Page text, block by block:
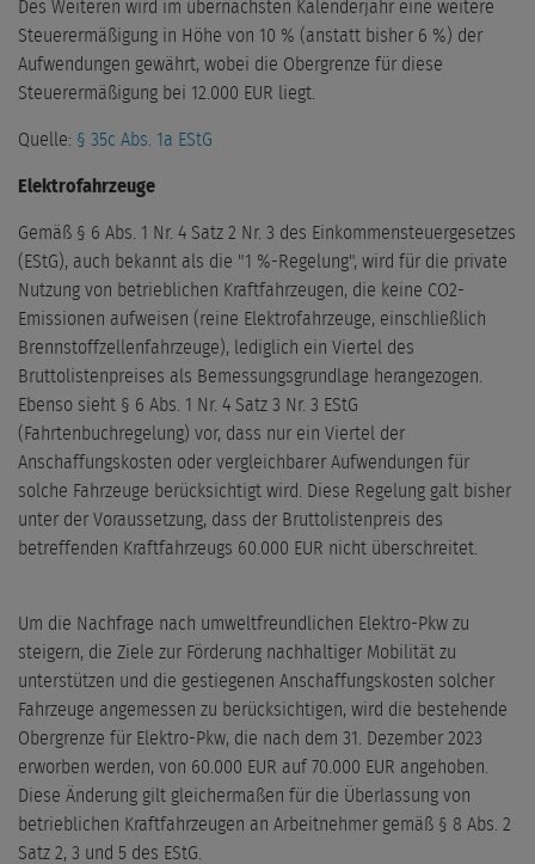
Des Weiteren wird im übernächsten Kalenderjahr eine weitere
Steuerermäßigung in Höhe von 10 % (anstatt bisher 6 %) der
Aufwendungen gewährt, wobei die Obergrenze für diese
Steuerermäßigung bei 12.000 EUR liegt.
Quelle: § 35c Abs. 1a EStG
Elektrofahrzeuge
Gemäß § 6 Abs. 1 Nr. 4 Satz 2 Nr. 3 des Einkommensteuergesetzes
(EStG), auch bekannt als die "1 %-Regelung", wird für die private
Nutzung von betrieblichen Kraftfahrzeugen, die keine CO2-
Emissionen aufweisen (reine Elektrofahrzeuge, einschließlich
Brennstoffzellenfahrzeuge), lediglich ein Viertel des
Bruttolistenpreises als Bemessungsgrundlage herangezogen.
Ebenso sieht § 6 Abs. 1 Nr. 4 Satz 3 Nr. 3 EStG
(Fahrtenbuchregelung) vor, dass nur ein Viertel der
Anschaffungskosten oder vergleichbarer Aufwendungen für
solche Fahrzeuge berücksichtigt wird. Diese Regelung galt bisher
unter der Voraussetzung, dass der Bruttolistenpreis des
betreffenden Kraftfahrzeugs 60.000 EUR nicht überschreitet.
Um die Nachfrage nach umweltfreundlichen Elektro-Pkw zu
steigern, die Ziele zur Förderung nachhaltiger Mobilität zu
unterstützen und die gestiegenen Anschaffungskosten solcher
Fahrzeuge angemessen zu berücksichtigen, wird die bestehende
Obergrenze für Elektro-Pkw, die nach dem 31. Dezember 2023
erworben werden, von 60.000 EUR auf 70.000 EUR angehoben.
Diese Änderung gilt gleichermaßen für die Überlassung von
betrieblichen Kraftfahrzeugen an Arbeitnehmer gemäß § 8 Abs. 2
Satz 2, 3 und 5 des EStG.